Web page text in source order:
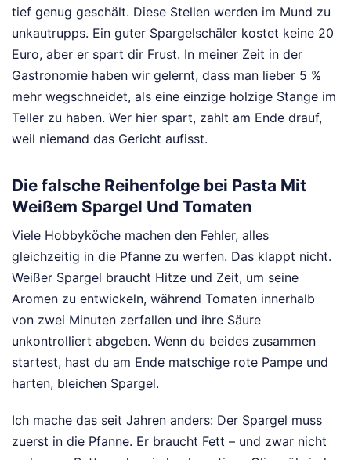
tief genug geschält. Diese Stellen werden im Mund zu
unkautrupps. Ein guter Spargelschäler kostet keine 20
Euro, aber er spart dir Frust. In meiner Zeit in der
Gastronomie haben wir gelernt, dass man lieber 5 %
mehr wegschneidet, als eine einzige holzige Stange im
Teller zu haben. Wer hier spart, zahlt am Ende drauf,
weil niemand das Gericht aufisst.
Die falsche Reihenfolge bei Pasta Mit
Weißem Spargel Und Tomaten
Viele Hobbyköche machen den Fehler, alles
gleichzeitig in die Pfanne zu werfen. Das klappt nicht.
Weißer Spargel braucht Hitze und Zeit, um seine
Aromen zu entwickeln, während Tomaten innerhalb
von zwei Minuten zerfallen und ihre Säure
unkontrolliert abgeben. Wenn du beides zusammen
startest, hast du am Ende matschige rote Pampe und
harten, bleichen Spargel.
Ich mache das seit Jahren anders: Der Spargel muss
zuerst in die Pfanne. Er braucht Fett – und zwar nicht